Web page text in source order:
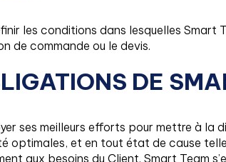
les conditions dans lesquelles Smart
de commande ou le devis.
DE
ses meilleurs efforts pour mettre à
optimales, et en tout état de cause
aux besoins du Client. Smart Team